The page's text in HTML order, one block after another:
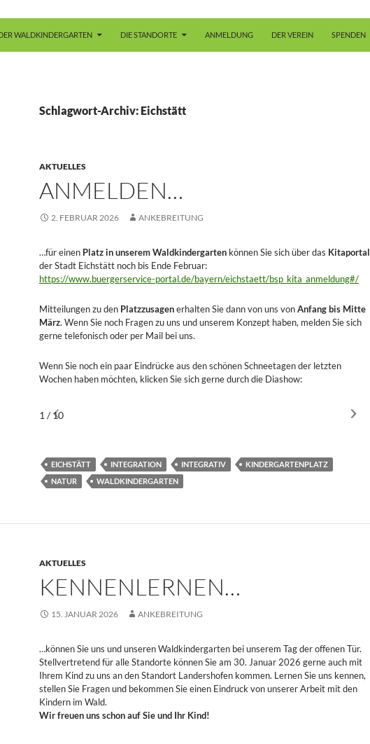
WALDKINDERGARTEN DIE STANDORTE ANMELDUNG DER VEREIN SPENDEN
Schlagwort-Archiv: Eichstätt
AKTUELLES
ANMELDEN…
2. FEBRUAR 2026 ANKEBREITUNG
…für einen Platz in unserem Waldkindergarten können Sie sich über das Kitaportal
der Stadt Eichstätt noch bis Ende Februar:
https://www.buergerservice-portal.de/bayern/eichstaett/bsp_kita_anmeldung#/
Mitteilungen zu den Platzzusagenerhalten Sie dann von uns vonAnfang bis Mitte
März. Wenn Sie noch Fragen zu uns und unserem Konzept haben, melden Sie sich
gerne telefonisch oder per Mail bei uns.
Wenn Sie noch ein paar Eindrücke aus den schönen Schneetagen der letzten
Wochen haben möchten, klicken Sie sich gerne durch die Diashow:
1 / 10
EICHSTÄTT INTEGRATION INTEGRATIV
KINDERGARTENPLATZ
NATUR
WALDKINDERGARTEN
AKTUELLES
KENNENLERNEN…
15. JANUAR 2026 ANKEBREITUNG
…können Sie uns und unseren Waldkindergarten bei unserem Tag der offenen Tür.
Stellvertretend für alle Standorte können Sie am 30. Januar 2026 gerne auch mit
Ihrem Kind zu uns an den Standort Landershofen kommen. Lernen Sie uns kennen,
stellen Sie Fragen und bekommen Sie einen Eindruck von unserer Arbeit mit den
Kindern im Wald.
Wir freuen uns schon auf Sie und Ihr Kind!